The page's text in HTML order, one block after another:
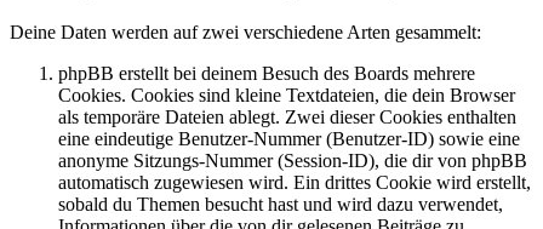
Deine Daten werden auf zwei verschiedene Arten gesammelt:
phpBB erstellt bei deinem Besuch des Boards mehrere
Cookies. Cookies sind kleine Textdateien, die dein Browser
als temporäre Dateien ablegt. Zwei dieser Cookies enthalten
eine eindeutige Benutzer-Nummer (Benutzer-ID) sowie eine
anonyme Sitzungs-Nummer (Session-ID), die dir von phpBB
automatisch zugewiesen wird. Ein drittes Cookie wird erstellt,
sobald du Themen besucht hast und wird dazu verwendet,